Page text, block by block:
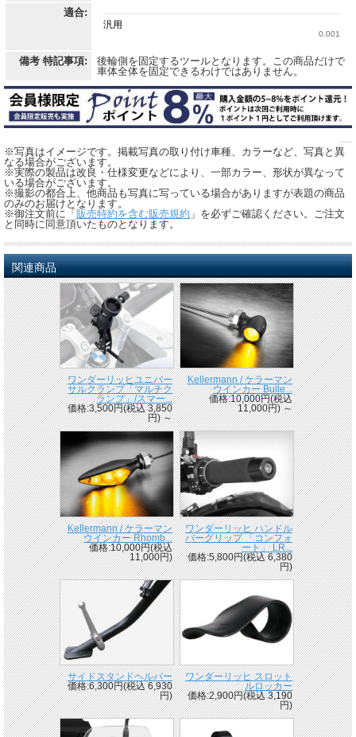
適合:
備考 特記事項:
後輪側を固定するツールとなります。この商品だけで
車体全体を固定できるわけではありません。
----
※写真はイメージです。掲載写真の取り付け車種、カラーなど、写真と異
なる場合がございます。
※実際の製品は改良・仕様変更などにより、一部カラー、形状が異なって
いる場合がございます。
※撮影の都合上、他商品も写真に写っている場合がありますが表題の商品
のみのお届けとなります。
※御注文前に「 販売特約を含む販売規約 」を必ずご確認ください。ご注文
と同時に同意頂いたものとなります。
関連商品
ワンダーリッヒユニバー
サルクランプ「マルチク
ランプ」/スマー...
価格:3,500円(税込 3,850
円)～
Kellermann / ケラーマン
ウインカー Bulle...
価格:10,000円(税込
11,000円)～
Kellermann / ケラーマン
ウインカー Rhomb...
価格:10,000円(税込
11,000円)
ワンダーリッヒ ハンドル
バーグリップ 「コンフォ
ート」 LR...
価格:5,800円(税込 6,380
円)
サイドスタンドヘルパー
価格:6,300円(税込 6,930
円)
ワンダーリッヒ スロット
ルロッカー
価格:2,900円(税込 3,190
円)